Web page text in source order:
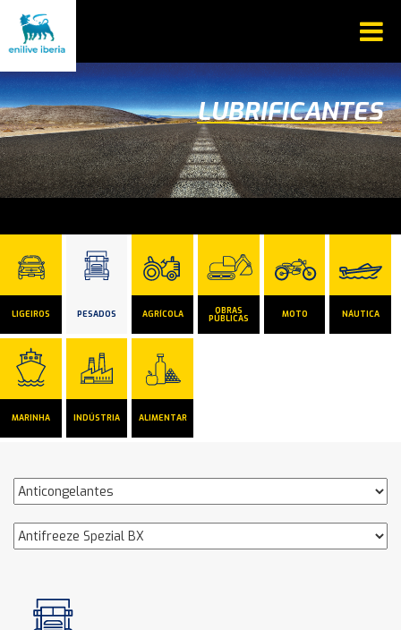
LUBRIFICANTES
LIGEIROS PESADOS AGRÍCOLA OBRAS
PÚBLICAS MOTO NÁUTICA
MARINHA INDÚSTRIA ALIMENTAR